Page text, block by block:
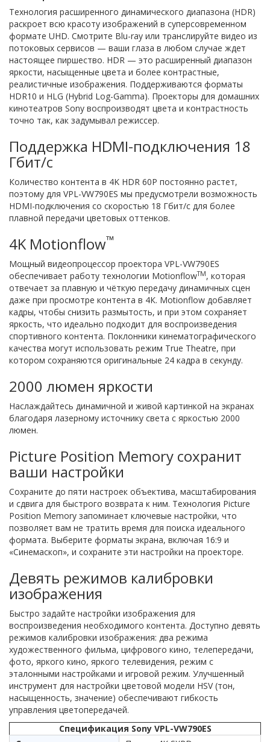
Технология расширенного динамического диапазона (HDR)
раскроет всю красоту изображений в суперсовременном
формате UHD. Смотрите Blu-ray или транслируйте видео из
потоковых сервисов — ваши глаза в любом случае ждет
настоящее пиршество. HDR — это расширенный диапазон
яркости, насыщенные цвета и более контрастные,
реалистичные изображения. Поддерживаются форматы
HDR10 и HLG (Hybrid Log-Gamma). Проекторы для домашних
кинотеатров Sony воспроизводят цвета и контрастность
точно так, как задумывал режиссер.
Поддержка HDMI-подключения 18
Гбит/с
Количество контента в 4K HDR 60P постоянно растет,
поэтому для VPL-VW790ES мы предусмотрели возможность
HDMI-подключения со скоростью 18 Гбит/с для более
плавной передачи цветовых оттенков.
4K Motionflow™
Мощный видеопроцессор проектора VPL-VW790ES
обеспечивает работу технологии MotionflowTM, которая
отвечает за плавную и чёткую передачу динамичных сцен
даже при просмотре контента в 4К. Motionflow добавляет
кадры, чтобы снизить размытость, и при этом сохраняет
яркость, что идеально подходит для воспроизведения
спортивного контента. Поклонники кинематографического
качества могут использовать режим True Theatre, при
котором сохраняются оригинальные 24 кадра в секунду.
2000 люмен яркости
Наслаждайтесь динамичной и живой картинкой на экранах
благодаря лазерному источнику света с яркостью 2000
люмен.
Picture Position Memory сохранит
ваши настройки
Сохраните до пяти настроек объектива, масштабирования
и сдвига для быстрого возврата к ним. Технология Picture
Position Memory запоминает ключевые настройки, что
позволяет вам не тратить время для поиска идеального
формата. Выберите форматы экрана, включая 16:9 и
«Синемаскоп», и сохраните эти настройки на проекторе.
Девять режимов калибровки
изображения
Быстро задайте настройки изображения для
воспроизведения необходимого контента. Доступно девять
режимов калибровки изображения: два режима
художественного фильма, цифрового кино, телепередачи,
фото, яркого кино, яркого телевидения, режим с
эталонными настройками и игровой режим. Улучшенный
инструмент для настройки цветовой модели HSV (тон,
насыщенность, значение) обеспечивают гибкость
управления цветопередачей.
Спецификация Sony VPL-VW790ES